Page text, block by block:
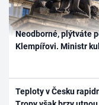
Neodborné, plýtváte
Klempířovi. Ministr
Teploty v Česku